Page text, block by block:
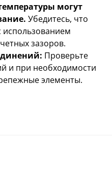
могут
Убедитесь, что
зазоров.
Проверьте
и при необходимости
элементы.